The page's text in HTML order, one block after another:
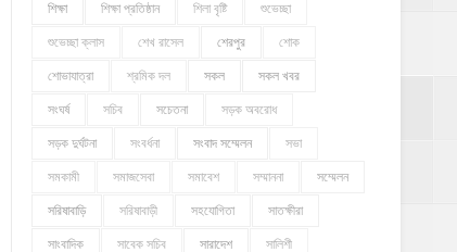
শিক্ষা শিক্ষা প্রতিষ্ঠান শিলা বৃষ্টি শুভেচ্ছা
শুভেচ্ছা ক্লাস শেখ রাসেল শেরপুর শোক
শোভাযাত্রা শ্রমিক দল সকল সকল খবর
সংঘর্ষ সচিব সচেতনা সড়ক অবরোধ
সড়ক দুর্ঘটনা সংবর্ধনা সংবাদ সম্মেলন সভা
সমকামী সমাজসেবা সমাবেশ সম্মাননা সম্মেলন
সরিষাবাড়ি সরিষাবাড়ী সহযোগিতা সাতক্ষীরা
সাংবাদিক সাবেক সচিব সারাদেশ সালিশী